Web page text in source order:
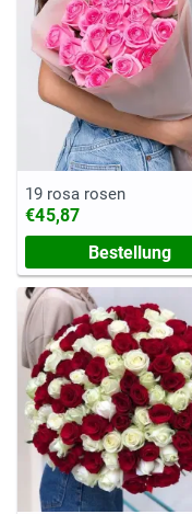
19 rosa rosen
€45,87
Bestellung